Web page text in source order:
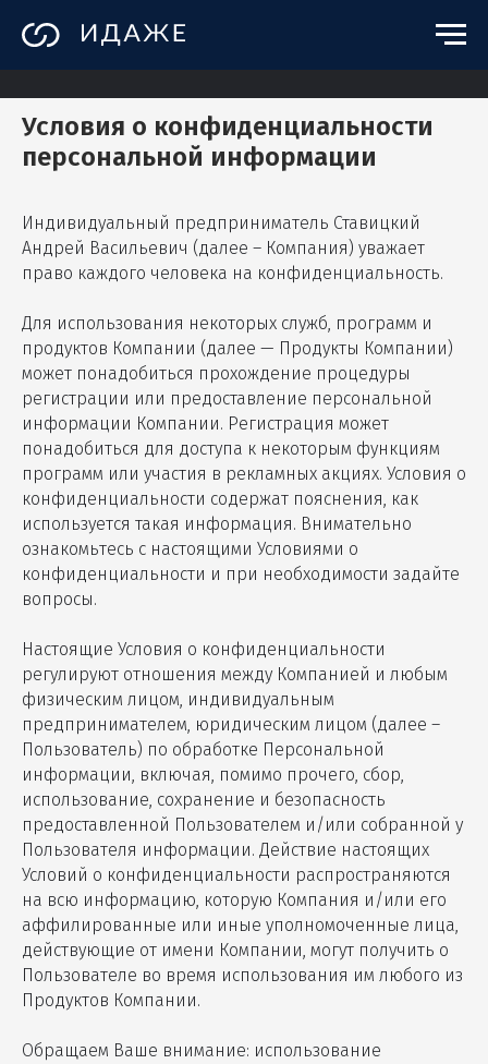
Условия о конфиденциальности
персональной информации
Индивидуальный предприниматель Ставицкий
Андрей Васильевич (далее – Компания) уважает
право каждого человека на конфиденциальность.
Для использования некоторых служб, программ и
продуктов Компании (далее — Продукты Компании)
может понадобиться прохождение процедуры
регистрации или предоставление персональной
информации Компании. Регистрация может
понадобиться для доступа к некоторым функциям
программ или участия в рекламных акциях. Условия о
конфиденциальности содержат пояснения, как
используется такая информация. Внимательно
ознакомьтесь с настоящими Условиями о
конфиденциальности и при необходимости задайте
вопросы.
Настоящие Условия о конфиденциальности
регулируют отношения между Компанией и любым
физическим лицом, индивидуальным
предпринимателем, юридическим лицом (далее –
Пользователь) по обработке Персональной
информации, включая, помимо прочего, сбор,
использование, сохранение и безопасность
предоставленной Пользователем и/или собранной у
Пользователя информации. Действие настоящих
Условий о конфиденциальности распространяются
на всю информацию, которую Компания и/или его
аффилированные или иные уполномоченные лица,
действующие от имени Компании, могут получить о
Пользователе во время использования им любого из
Продуктов Компании.
Обращаем Ваше внимание: использование